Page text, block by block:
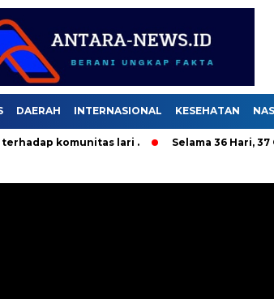
DAERAH INTERNASIONAL KESEHATAN
lari . Selama 36 Hari, 37 Orang